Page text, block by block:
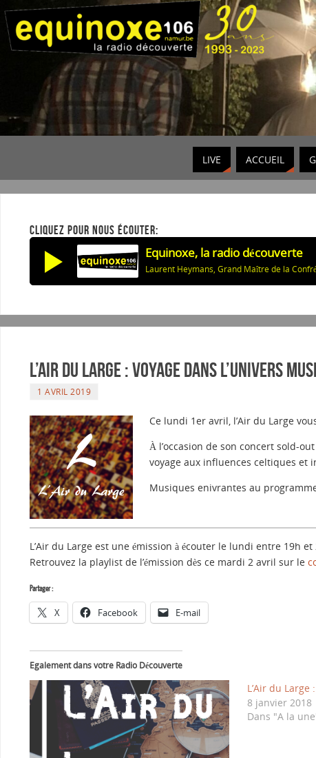
LIVE ACCUEIL
CLIQUEZ POUR NOUS ÉCOUTER:
Equinoxe, la radio découverte
Laurent Heymans, Grand Maître de la
L’Air du Large : Voyage dans l’univers
1 AVRIL 2019
Ce lundi 1er avril, l’Air du Large
À l’occasion de son concert sold-
voyage aux influences celtiques et
Musiques enivrantes au
L’Air du Large est une émission à écouter le lundi entre 19h
Retrouvez la playlist de l’émission dès ce mardi 2 avril sur le
Partager :
X Facebook E-mail
Egalement dans votre Radio Découverte
L’Air du Large
8 janvier 2018
Dans "A la